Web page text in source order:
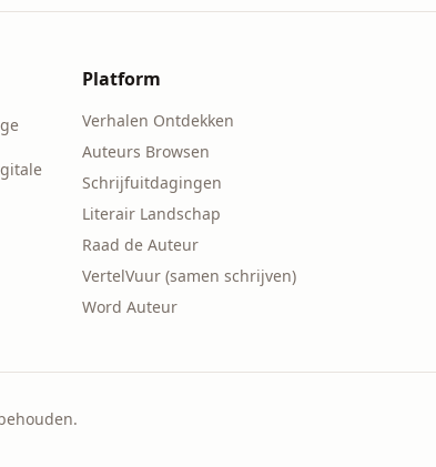
Platform
Verhalen Ontdekken
Auteurs Browsen
Schrijfuitdagingen
Literair Landschap
Raad de Auteur
VertelVuur (samen schrijven)
Word Auteur